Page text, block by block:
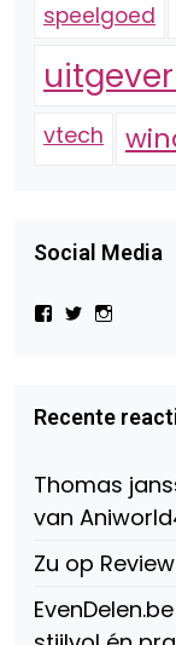
speelgoed
vtech
Social Media
Bekijk
Beauty-
Facebook
Bekijk
op
Twitter
op
Recente
Thomas
van
Zu op
EvenDelen.be